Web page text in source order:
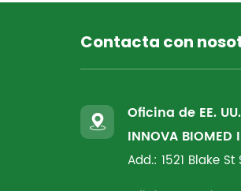
Contacta con
Oficina de EE. UU.
INNOVA BIOMED
Add.: 1521 Blake